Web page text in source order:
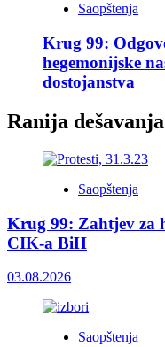
Saopštenja
Krug 99:
hegemonijske
dostojanstva
Ranija dešavanja
Saopštenja
Krug 99: Zahtjev za
CIK-a BiH
03.08.2026
Saopštenja